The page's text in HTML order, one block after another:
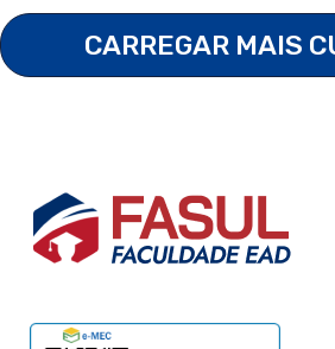
CARREGAR MAIS